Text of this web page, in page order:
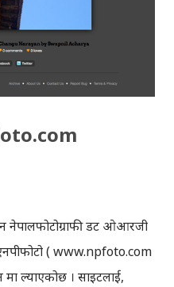
(The Good Earth)
Good Earth) Episode -
Episode - 4 Kalyani
- 5 Kalyani Dharti
नेपालफोटोग्राफी डट ओआरजी
( www.npfoto.com
ल्याएकोछ । साइटलाई,